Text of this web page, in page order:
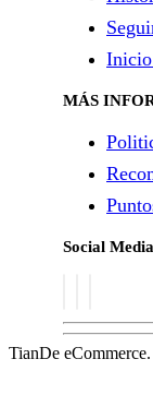
Inicio
MÁS
Social Media
TianDe